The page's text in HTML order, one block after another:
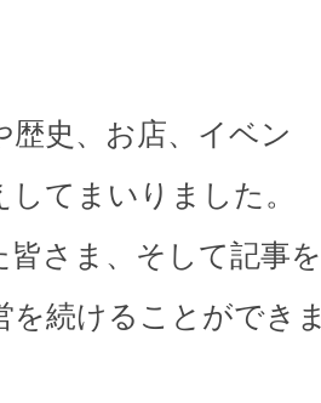
史、お店、イベン
てまいりました。
さま、そして記事を
続けることができま